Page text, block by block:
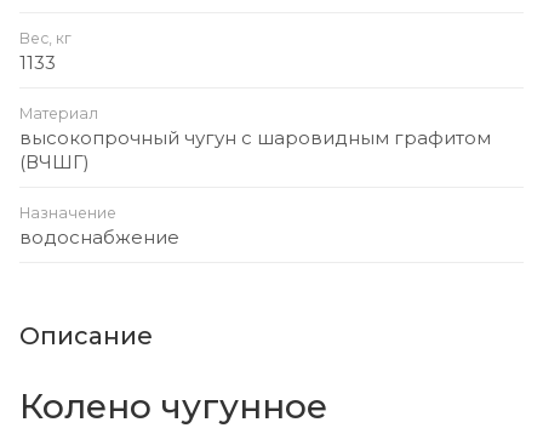
Вес, кг
1133
Материал
высокопрочный чугун с шаровидным графитом
(ВЧШГ)
Назначение
водоснабжение
Описание
Колено чугунное